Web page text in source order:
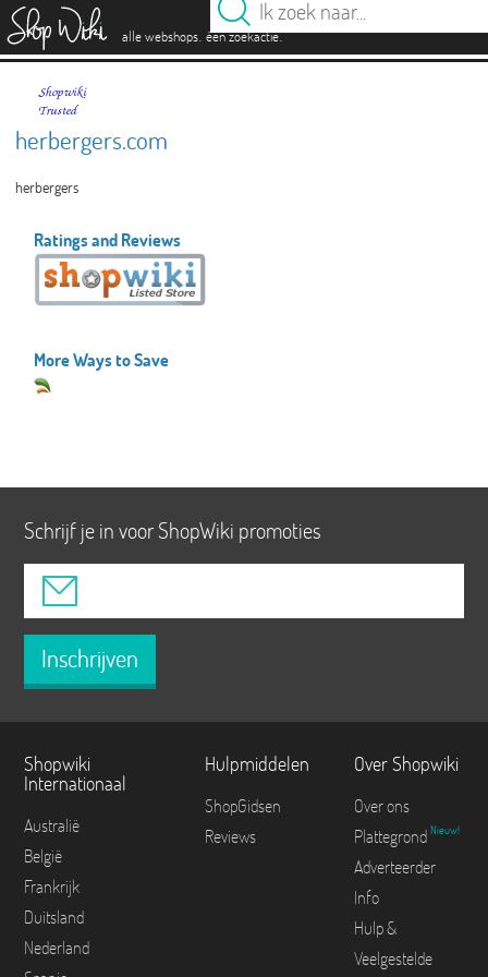
alle webshops. één zoekactie.
herbergers.com
herbergers
Ratings and Reviews
More Ways to Save
Schrijf je in voor ShopWiki promoties
Inschrijven
Shopwiki
Internationaal
Australië
België
Frankrijk
Duitsland
Nederland
Hulpmiddelen
ShopGidsen
Reviews
Over Shopwiki
Over ons
Plattegrond Nieuw!
Adverteerder
Info
Hulp &
Veelgestelde